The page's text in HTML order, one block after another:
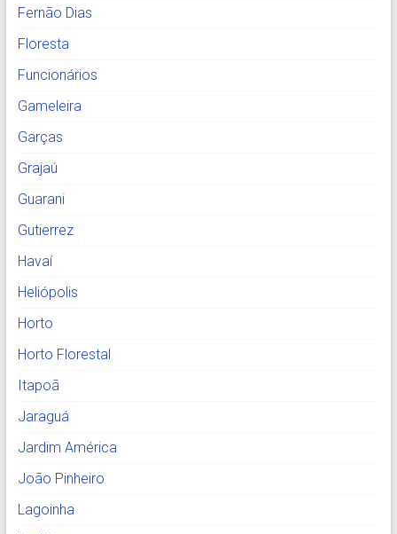
Fernão Dias
Floresta
Funcionários
Gameleira
Garças
Grajaú
Guarani
Gutierrez
Havaí
Heliópolis
Horto
Horto Florestal
Itapoã
Jaraguá
Jardim América
João Pinheiro
Lagoinha